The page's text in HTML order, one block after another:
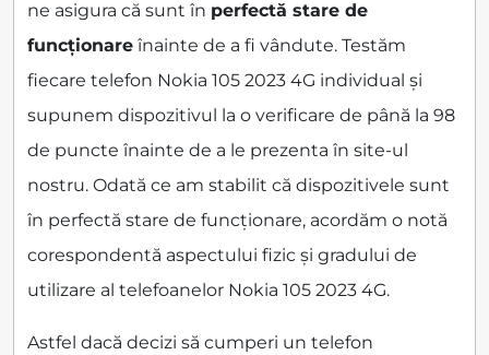
ne asigura că sunt în perfectă stare de
funcționare înainte de a fi vândute. Testăm
fiecare telefon Nokia 105 2023 4G individual și
supunem dispozitivul la o verificare de până la 98
de puncte înainte de a le prezenta în site-ul
nostru. Odată ce am stabilit că dispozitivele sunt
în perfectă stare de funcționare, acordăm o notă
corespondentă aspectului fizic și gradului de
utilizare al telefoanelor Nokia 105 2023 4G.
Astfel dacă decizi să cumperi un telefon